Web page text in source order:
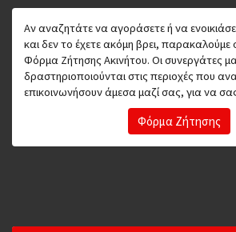
Αν αναζητάτε να αγοράσετε ή να
και δεν το έχετε ακόμη βρει,
Φόρμα Ζήτησης Ακινήτου. Οι συνεργάτες
δραστηριοποιούνται στις περιοχές που
επικοινωνήσουν άμεσα μαζί σας, για να
Φόρμα Ζήτησης